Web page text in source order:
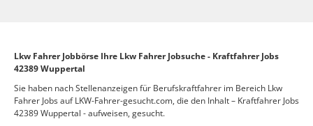
Lkw Fahrer Jobbörse Ihre Lkw Fahrer Jobsuche - Kraftfahrer Jobs
42389 Wuppertal
Sie haben nach Stellenanzeigen für Berufskraftfahrer im Bereich Lkw
Fahrer Jobs auf LKW-Fahrer-gesucht.com, die den Inhalt – Kraftfahrer Jobs
42389 Wuppertal - aufweisen, gesucht.